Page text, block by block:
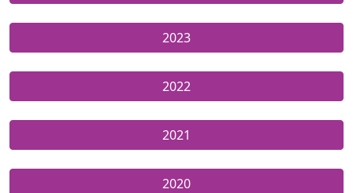
2023
2022
2021
2020